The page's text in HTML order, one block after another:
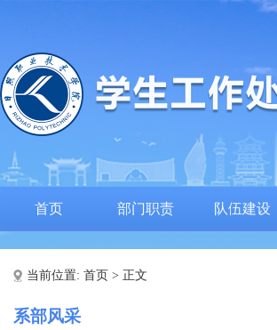
首页 部门职责 队伍建设
当前位置: 首页 > 正文
系部风采